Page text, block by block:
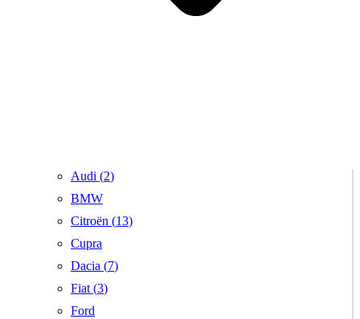
Audi (2)
BMW
Citroën (13)
Cupra
Dacia (7)
Fiat (3)
Ford